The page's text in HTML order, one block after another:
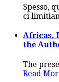
Spesso,
ci
Africas.
the
The
Read